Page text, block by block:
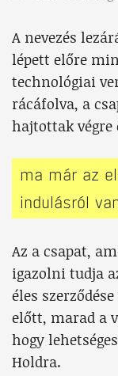
A nevezés
lépett előre
technológiai
rácáfolva, a
hajtottak végre
ma már az
indulásról
Az a csapat,
igazolni tudja
éles
előtt, marad a
hogy
Holdra.